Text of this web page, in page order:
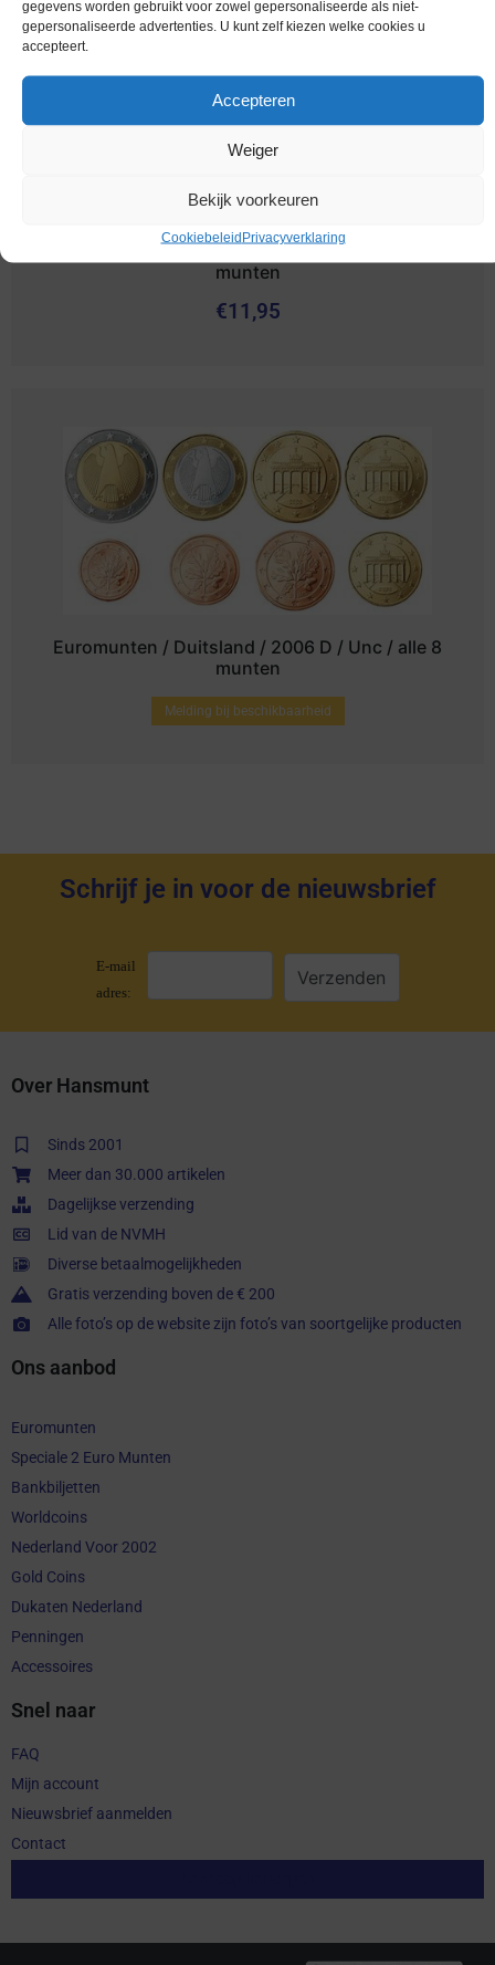
gegevens worden gebruikt voor zowel gepersonaliseerde als niet-
gepersonaliseerde advertenties. U kunt zelf kiezen welke cookies u
accepteert.
Accepteren
Weiger
Bekijk voorkeuren
CookiebeleidPrivacyverklaring
Euromunten / Duitsland / 2006 F / Unc / alle 8
munten
€11,95
Euromunten / Duitsland / 2006 D / Unc / alle 8
munten
Melding bij beschikbaarheid
Schrijf je in voor de nieuwsbrief
E-mail
adres:
Over Hansmunt
Sinds 2001
Meer dan 30.000 artikelen
Dagelijkse verzending
Lid van de NVMH
Diverse betaalmogelijkheden
Gratis verzending boven de € 200
Alle foto’s op de website zijn foto’s van soortgelijke producten
Ons aanbod
Euromunten
Speciale 2 Euro Munten
Bankbiljetten
Worldcoins
Nederland Voor 2002
Gold Coins
Dukaten Nederland
Penningen
Accessoires
Snel naar
FAQ
Mijn account
Nieuwsbrief aanmelden
Contact